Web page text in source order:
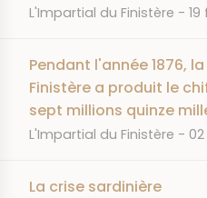
JOURNAL
L'Impartial du Finistère 19
Pendant l'année 1876,
Finistère a produit le
sept millions quinze
JOURNAL
L'Impartial du Finistère 02
La crise sardinière